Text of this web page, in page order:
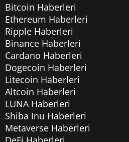
Bitcoin Haberleri
Ethereum Haberleri
Ripple Haberleri
Binance Haberleri
Cardano Haberleri
Dogecoin Haberleri
Litecoin Haberleri
Altcoin Haberleri
LUNA Haberleri
Shiba Inu Haberleri
Metaverse Haberleri